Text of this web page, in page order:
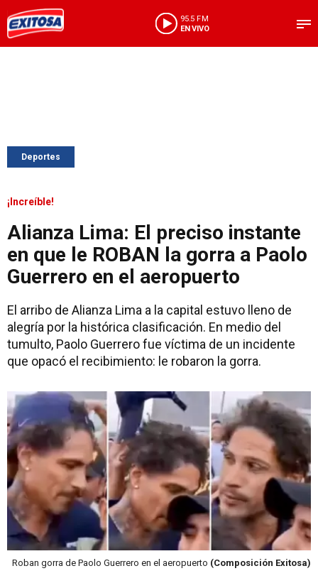
95.5 FM
EN VIVO
Deportes
¡Increíble!
Alianza Lima: El preciso instante
en que le ROBAN la gorra a Paolo
Guerrero en el aeropuerto
El arribo de Alianza Lima a la capital estuvo lleno de
alegría por la histórica clasificación. En medio del
tumulto, Paolo Guerrero fue víctima de un incidente
que opacó el recibimiento: le robaron la gorra.
Roban gorra de Paolo Guerrero en el aeropuerto (Composición Exitosa)